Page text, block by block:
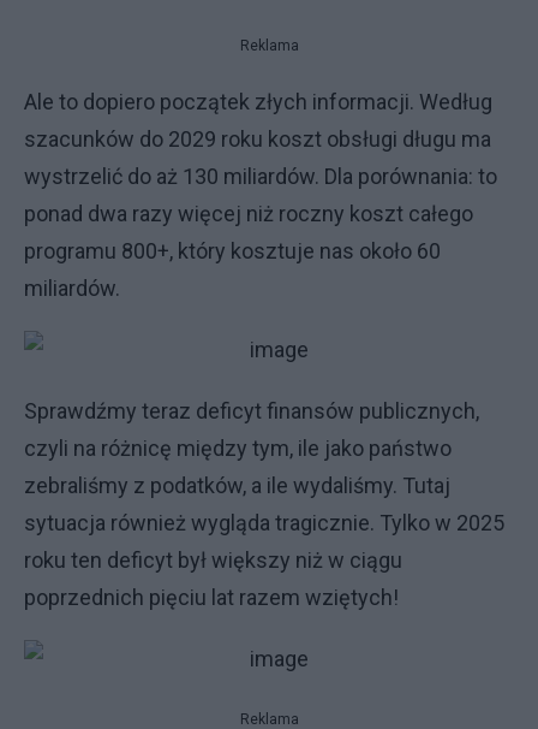
Reklama
Ale to dopiero początek złych informacji. Według
szacunków do 2029 roku koszt obsługi długu ma
wystrzelić do aż 130 miliardów. Dla porównania: to
ponad dwa razy więcej niż roczny koszt całego
programu 800+, który kosztuje nas około 60
miliardów.
Sprawdźmy teraz deficyt finansów publicznych,
czyli na różnicę między tym, ile jako państwo
zebraliśmy z podatków, a ile wydaliśmy. Tutaj
sytuacja również wygląda tragicznie. Tylko w 2025
roku ten deficyt był większy niż w ciągu
poprzednich pięciu lat razem wziętych!
Reklama